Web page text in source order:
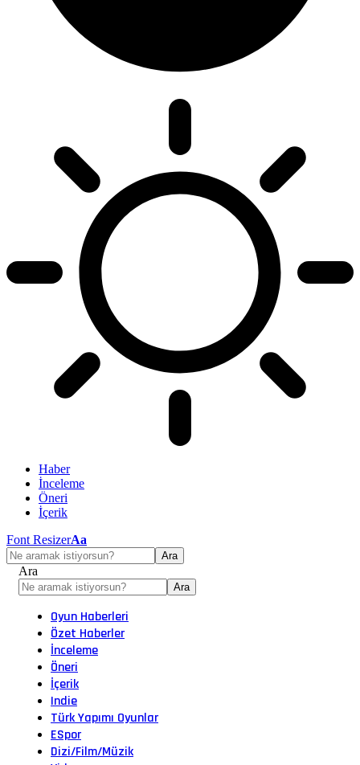
Haber
İnceleme
Öneri
İçerik
Font ResizerAa
Ara
Oyun Haberleri
Özet Haberler
İnceleme
Öneri
İçerik
Indie
Türk Yapımı Oyunlar
ESpor
Dizi/Film/Müzik